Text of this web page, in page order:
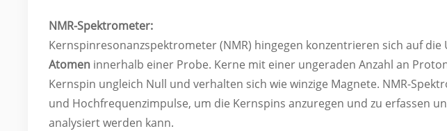
NMR-Spektrometer:
Kernspinresonanzspektrometer (NMR) hingegen konzentrieren sich auf
Atomen innerhalb einer Probe. Kerne mit einer ungeraden Anzahl an
Kernspin ungleich Null und verhalten sich wie winzige Magnete. NMR-
und Hochfrequenzimpulse, um die Kernspins anzuregen und zu erfassen
analysiert werden kann.